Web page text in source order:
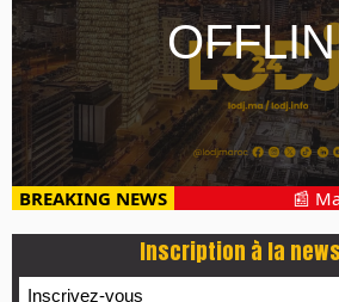
BREAKING NEWS 📰
Inscription à la